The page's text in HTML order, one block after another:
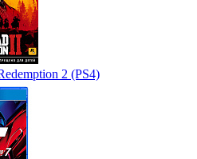
2 (PS4)